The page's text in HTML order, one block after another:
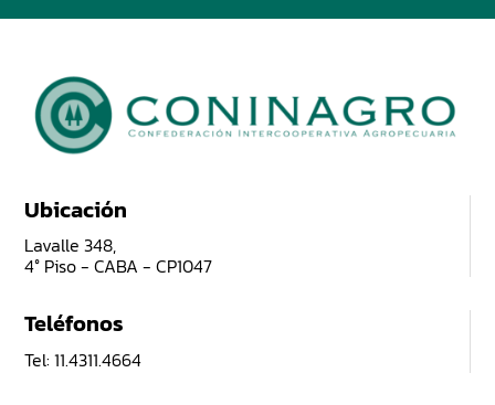
Ubicación
Lavalle 348,
4° Piso - CABA - CP1047
Teléfonos
Tel: 11.4311.4664